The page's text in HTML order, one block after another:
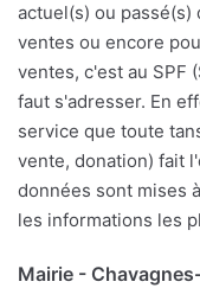
actuel(s) ou
ventes ou encore
ventes, c'est au SPF
faut s'adresser. En
service que toute
vente, donation) fait
données sont mises
les informations les
Mairie -